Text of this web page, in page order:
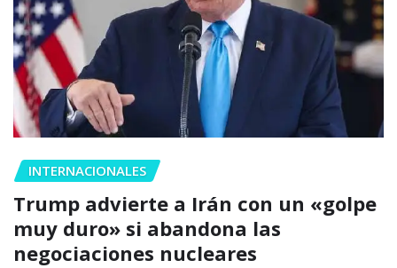
INTERNACIONALES
Trump advierte a Irán con un «golpe
muy duro» si abandona las
negociaciones nucleares